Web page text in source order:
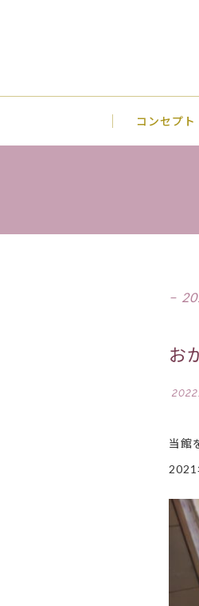
コンセプト
お
当館
2021